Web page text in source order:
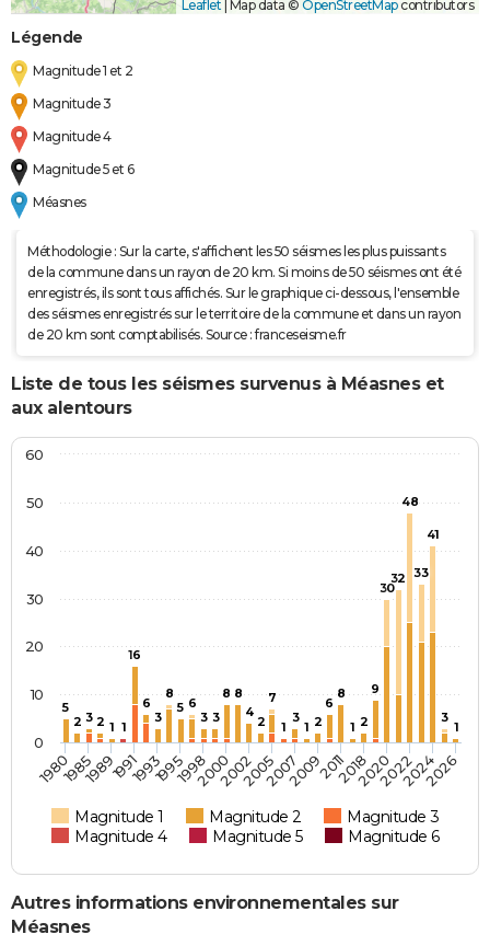
Leaflet Map data © OpenStreetMapcontributors
Légende
Magnitude 1 et 2
Magnitude 3
Magnitude 4
Magnitude 5 et 6
Méasnes
Méthodologie : Sur la carte, s'affichent les 50 séismes les plus puissants
de la commune dans un rayon de 20 km. Si moins de 50 séismes ont été
enregistrés, ils sont tous affichés. Sur le graphique ci-dessous, l'ensemble
des séismes enregistrés sur le territoire de la commune et dans un rayon
de 20 km sont comptabilisés. Source : franceseisme.fr
Liste de tous les séismes survenus à Méasnes et
aux alentours
5
2 3 2 1 1
16
6
3
8
5 6
3 3
8 8
4
2
7
1
3
1 2
6
8
1 2
9
30
32
48
33
41
3
1
Magnitude 1 Magnitude 2
Magnitude 3
Magnitude 4
Magnitude 5 Magnitude 6
198019851989199119931995199820002002200520072009201120182020202220242026
0
10
20
30
40
50
60
Autres informations environnementales sur
Méasnes